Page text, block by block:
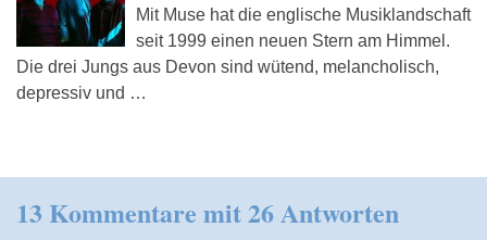
Mit Muse hat die englische Musiklandschaft
seit 1999 einen neuen Stern am Himmel.
Die drei Jungs aus Devon sind wütend, melancholisch,
depressiv und …
13 Kommentare mit 26 Antworten